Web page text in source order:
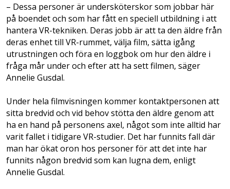
– Dessa personer är undersköterskor som jobbar här
på boendet och som har fått en speciell utbildning i att
hantera VR-tekniken. Deras jobb är att ta den äldre från
deras enhet till VR-rummet, välja film, sätta igång
utrustningen och föra en loggbok om hur den äldre i
fråga mår under och efter att ha sett filmen, säger
Annelie Gusdal.
Under hela filmvisningen kommer kontaktpersonen att
sitta bredvid och vid behov stötta den äldre genom att
ha en hand på personens axel, något som inte alltid har
varit fallet i tidigare VR-studier. Det har funnits fall där
man har ökat oron hos personer för att det inte har
funnits någon bredvid som kan lugna dem, enligt
Annelie Gusdal.